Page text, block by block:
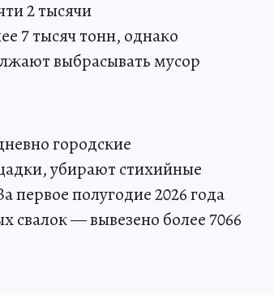
2 тысячи
7 тысяч тонн, однако
выбрасывать мусор
городские
убирают стихийные
первое полугодие 2026 года
свалок — вывезено более 7066